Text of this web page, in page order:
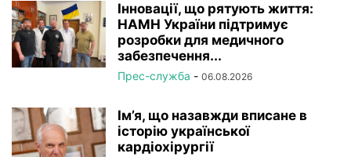
Інновації, що рятують життя:
НАМН України підтримує
розробки для медичного
забезпечення...
Прес-служба - 06.08.2026
Ім’я, що назавжди вписане в
історію української
кардіохірургії